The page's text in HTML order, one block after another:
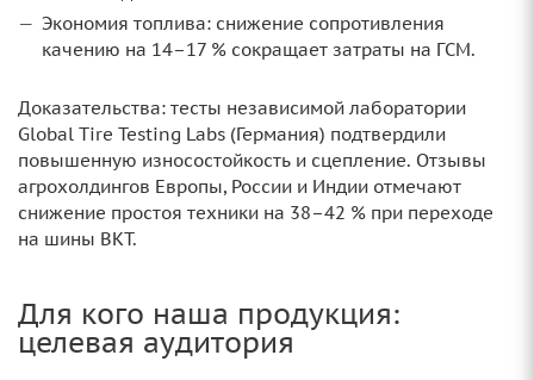
Экономия топлива: снижение сопротивления
качению на 14–17 % сокращает затраты на ГСМ.
Доказательства: тесты независимой лаборатории
Global Tire Testing Labs (Германия) подтвердили
повышенную износостойкость и сцепление. Отзывы
агрохолдингов Европы, России и Индии отмечают
снижение простоя техники на 38–42 % при переходе
на шины BKT.
Для кого наша продукция:
целевая аудитория